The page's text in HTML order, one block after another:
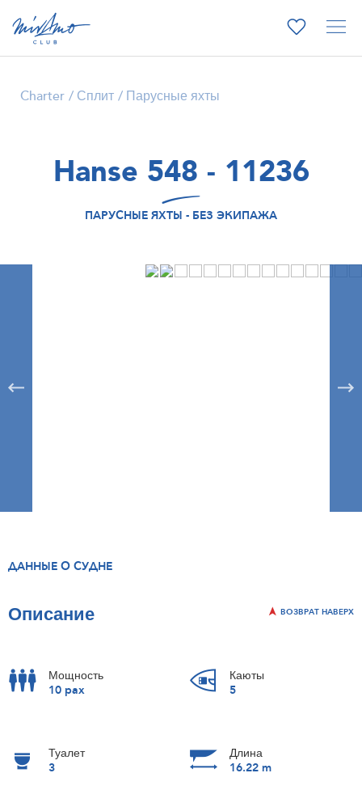
Charter Сплит Парусные яхты
Hanse 548 - 11236
ПАРУСНЫЕ ЯХТЫ - БЕЗ ЭКИПАЖА
ДАННЫЕ О СУДНЕ
Описание ВОЗВРАТ НАВЕРХ
Мощность
10 pax
Каюты
5
Туалет
3
Длина
16.22 m